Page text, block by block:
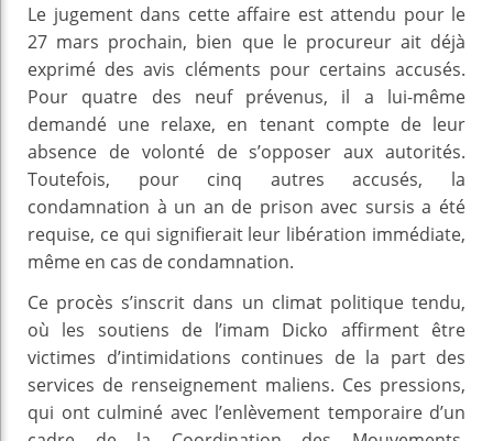
Le jugement dans cette affaire est attendu pour le
27 mars prochain, bien que le procureur ait déjà
exprimé des avis cléments pour certains accusés.
Pour quatre des neuf prévenus, il a lui-même
demandé une relaxe, en tenant compte de leur
absence de volonté de s’opposer aux autorités.
Toutefois, pour cinq autres accusés, la
condamnation à un an de prison avec sursis a été
requise, ce qui signifierait leur libération immédiate,
même en cas de condamnation.
Ce procès s’inscrit dans un climat politique tendu,
où les soutiens de l’imam Dicko affirment être
victimes d’intimidations continues de la part des
services de renseignement maliens. Ces pressions,
qui ont culminé avec l’enlèvement temporaire d’un